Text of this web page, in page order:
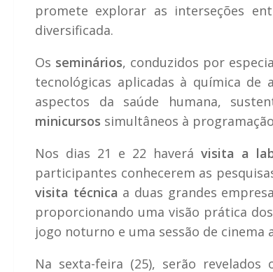
promete explorar as interseções
diversificada.
Os seminários, conduzidos por
tecnológicas aplicadas à química
aspectos da saúde humana,
minicursos simultâneos à
Nos dias 21 e 22 haverá visita a
participantes conhecerem as
visita técnica a duas grandes
proporcionando uma visão prática
jogo noturno e uma sessão de cinema
Na sexta-feira (25), serão revelados